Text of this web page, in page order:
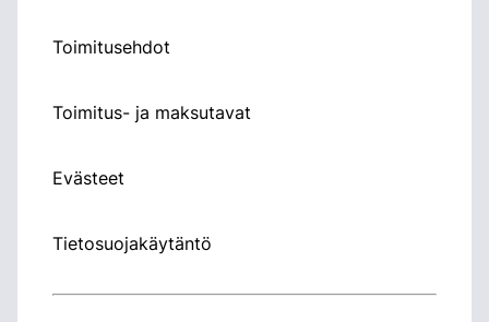
Toimitusehdot
Toimitus- ja maksutavat
Evästeet
Tietosuojakäytäntö